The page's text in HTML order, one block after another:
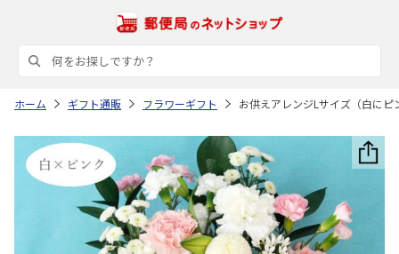
ホーム ギフト通販 フラワーギフト お供えアレンジLサイズ（白にピ